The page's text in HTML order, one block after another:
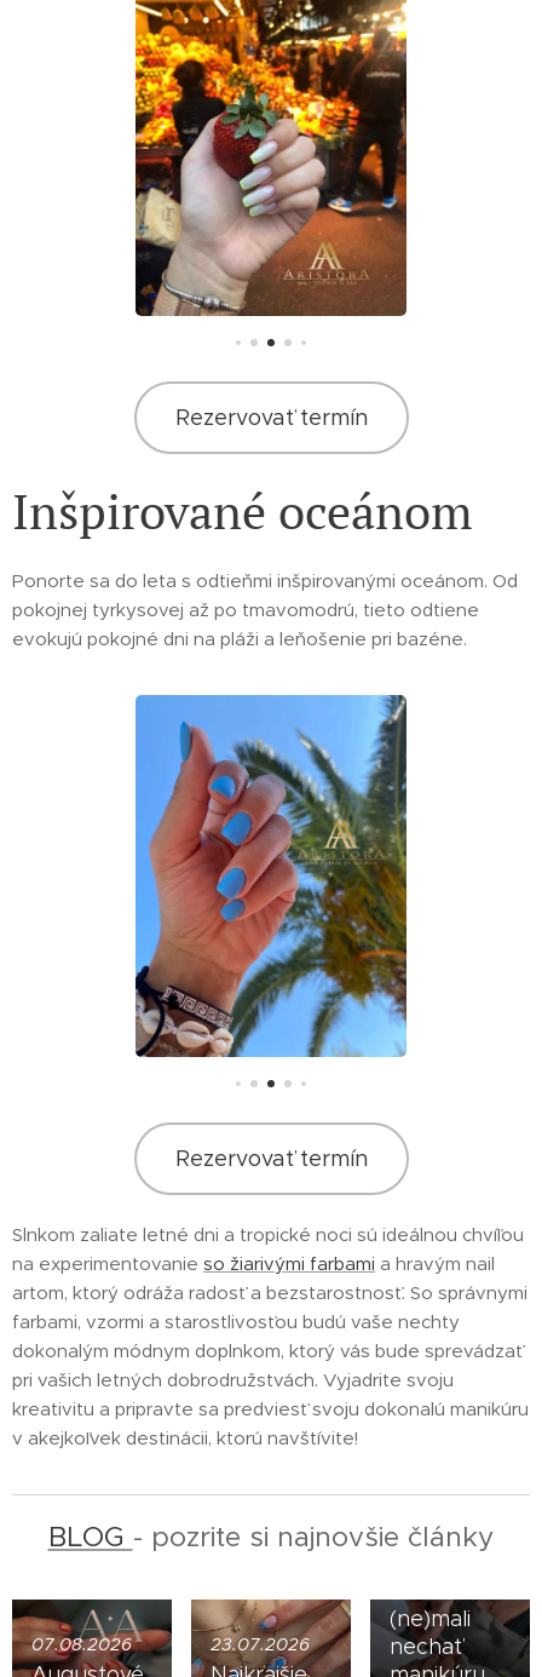
Rezervovať termín
Inšpirované oceánom
Ponorte sa do leta s odtieňmi inšpirovanými oceánom. Od
pokojnej tyrkysovej až po tmavomodrú, tieto odtiene
evokujú pokojné dni na pláži a leňošenie pri bazéne.
Rezervovať termín
Slnkom zaliate letné dni a tropické noci sú ideálnou chvíľou
na experimentovanie so žiarivými farbami a hravým nail
artom, ktorý odráža radosť a bezstarostnosť. So správnymi
farbami, vzormi a starostlivosťou budú vaše nechty
dokonalým módnym doplnkom, ktorý vás bude sprevádzať
pri vašich letných dobrodružstvách. Vyjadrite svoju
kreativitu a pripravte sa predviesť svoju dokonalú manikúru
v akejkoľvek destinácii, ktorú navštívite!
BLOG - pozrite si najnovšie články
07.08.2026 23.07.2026
16.07.2026
vizitka:
(ne)mali
nechať